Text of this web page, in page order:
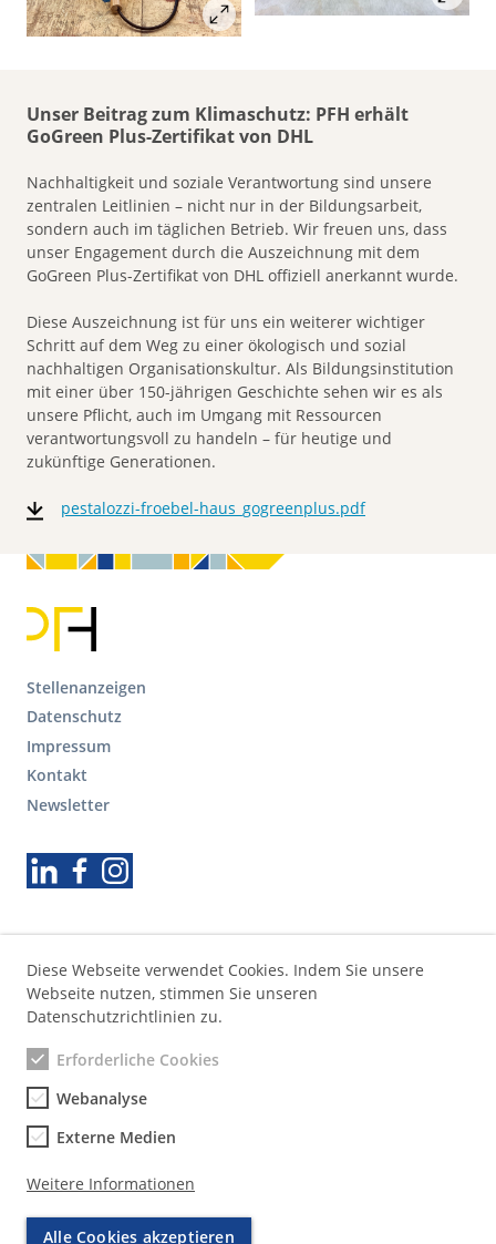
Diese Webseite verwendet Cookies. Indem Sie unsere
Webseite nutzen, stimmen Sie unseren
Datenschutzrichtlinien zu.
Erforderliche Cookies
Webanalyse
Externe Medien
Weitere Informationen
Alle Cookies akzeptieren
Unser Beitrag zum Klimaschutz: PFH erhält
GoGreen Plus-Zertifikat von DHL
Nachhaltigkeit und soziale Verantwortung sind unsere
zentralen Leitlinien – nicht nur in der Bildungsarbeit,
sondern auch im täglichen Betrieb. Wir freuen uns, dass
unser Engagement durch die Auszeichnung mit dem
GoGreen Plus-Zertifikat von DHL offiziell anerkannt wurde.
Diese Auszeichnung ist für uns ein weiterer wichtiger
Schritt auf dem Weg zu einer ökologisch und sozial
nachhaltigen Organisationskultur. Als Bildungsinstitution
mit einer über 150-jährigen Geschichte sehen wir es als
unsere Pflicht, auch im Umgang mit Ressourcen
verantwortungsvoll zu handeln – für heutige und
zukünftige Generationen.
pestalozzi-froebel-haus_gogreenplus.pdf
F
o
o
t
e
r
e
k
ä
r
e
a
v
i
g
a
t
o
Stellenanzeigen
Datenschutz
Impressum
Kontakt
Newsletter
Folgen Sie uns